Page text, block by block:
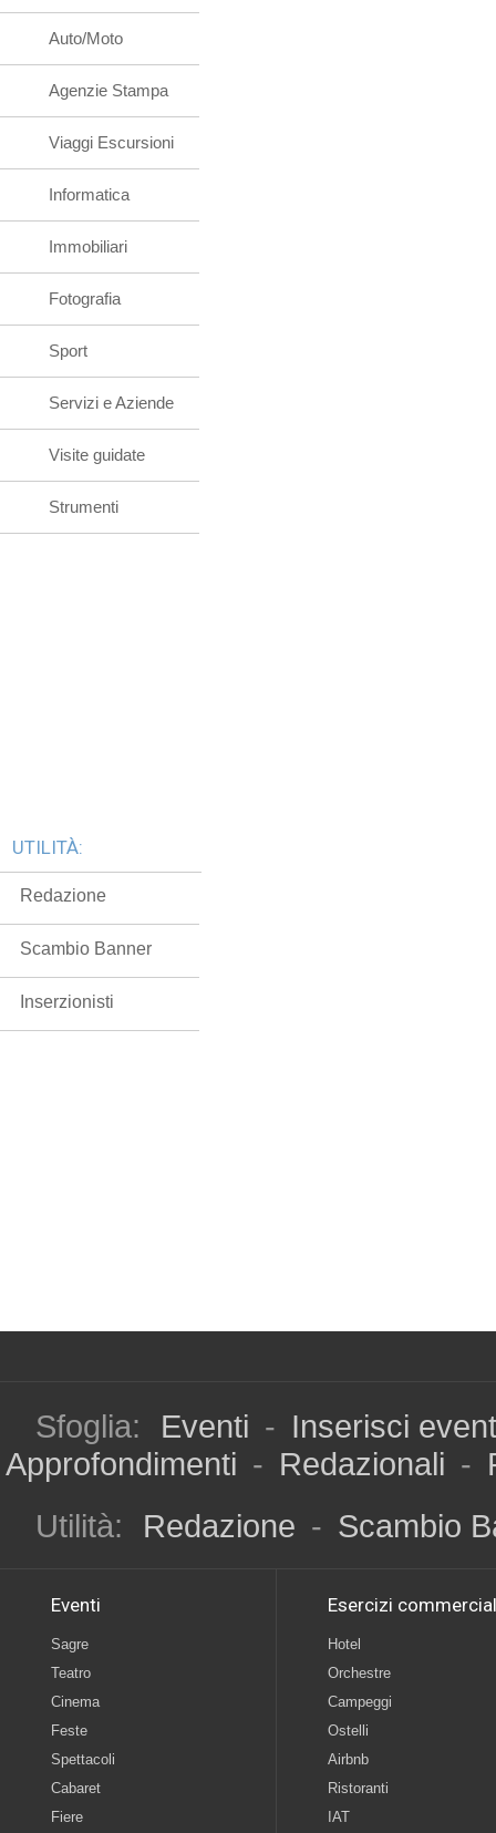
Auto/Moto
Agenzie Stampa
Viaggi Escursioni
Informatica
Immobiliari
Fotografia
Sport
Servizi e Aziende
Visite guidate
Strumenti
UTILITÀ:
Redazione
Scambio Banner
Inserzionisti
Sfoglia: Eventi - Inserisci
Approfondimenti - Redazionali -
Utilità:
Redazione - Scambio
Eventi
Sagre
Teatro
Cinema
Feste
Spettacoli
Cabaret
Fiere
Esercizi
Hotel
Orchestre
Campeggi
Ostelli
Airbnb
Ristoranti
IAT